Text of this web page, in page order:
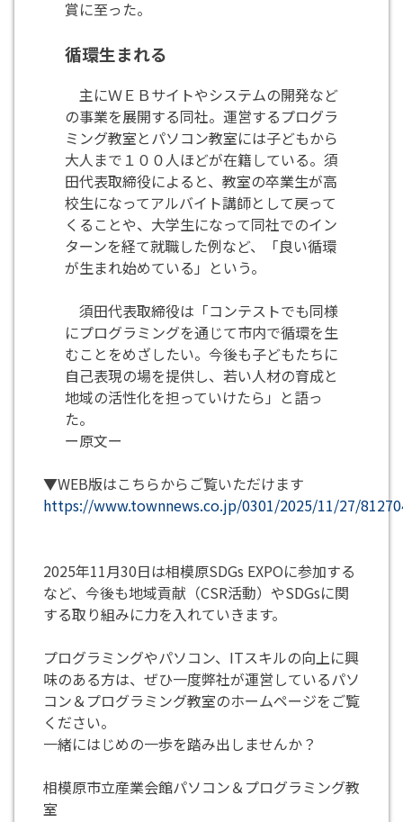
賞に至った。
循環生まれる
主にＷＥＢサイトやシステムの開発など
の事業を展開する同社。運営するプログラ
ミング教室とパソコン教室には子どもから
大人まで１００人ほどが在籍している。須
田代表取締役によると、教室の卒業生が高
校生になってアルバイト講師として戻って
くることや、大学生になって同社でのイン
ターンを経て就職した例など、「良い循環
が生まれ始めている」という。
須田代表取締役は「コンテストでも同様
にプログラミングを通じて市内で循環を生
むことをめざしたい。今後も子どもたちに
自己表現の場を提供し、若い人材の育成と
地域の活性化を担っていけたら」と語っ
た。
ー原文ー
▼WEB版はこちらからご覧いただけます
https://www.townnews.co.jp/0301/2025/11/27/
2025年11月30日は相模原SDGs EXPOに参加する
など、今後も地域貢献（CSR活動）やSDGsに関
する取り組みに力を入れていきます。
プログラミングやパソコン、ITスキルの向上に興
味のある方は、ぜひ一度弊社が運営しているパソ
コン＆プログラミング教室のホームページをご覧
ください。
一緒にはじめの一歩を踏み出しませんか？
相模原市立産業会館パソコン＆プログラミング教
室